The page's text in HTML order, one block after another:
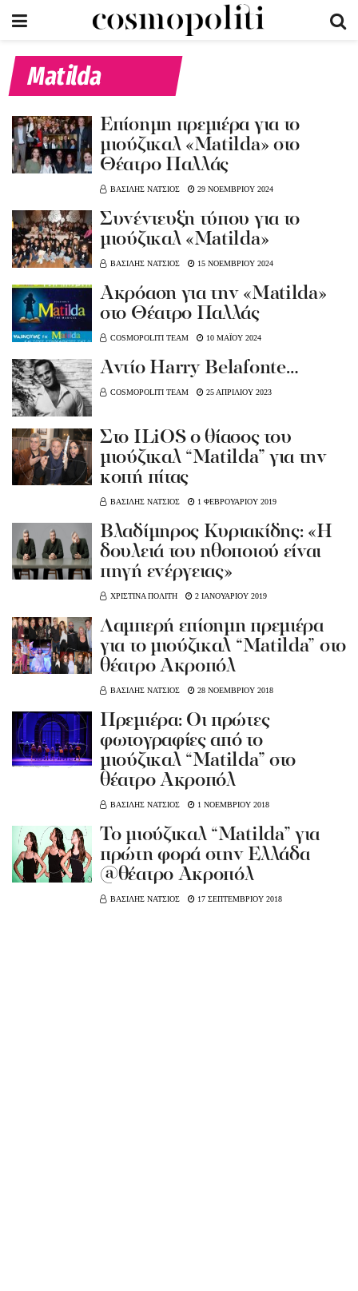
Matilda
Επίσημη πρεμιέρα για το
μιούζικαλ «Matilda» στο
Θέατρο Παλλάς
ΒΑΣΙΛΗΣ ΝΑΤΣΙΟΣ 29 ΝΟΕΜΒΡΙΟΥ 2024
Συνέντευξη τύπου για το
μιούζικαλ «Matilda»
ΒΑΣΙΛΗΣ ΝΑΤΣΙΟΣ 15 ΝΟΕΜΒΡΙΟΥ 2024
Ακρόαση για την «Μatilda»
στο Θέατρο Παλλάς
COSMOPOLITI TEAM 10 ΜΑΪΟΥ 2024
Αντίο Harry Belafonte…
COSMOPOLITI TEAM 25 ΑΠΡΙΛΙΟΥ 2023
Στο ILiOS ο θίασος του
μιούζικαλ “Matilda” για την
κοπή πίτας
ΒΑΣΙΛΗΣ ΝΑΤΣΙΟΣ 1 ΦΕΒΡΟΥΑΡΙΟΥ 2019
Βλαδίμηρος Κυριακίδης: «Η
δουλειά του ηθοποιού είναι
πηγή ενέργειας»
ΧΡΙΣΤΙΝΑ ΠΟΛΙΤΗ 2 ΙΑΝΟΥΑΡΙΟΥ 2019
Λαμπερή επίσημη πρεμιέρα
για το μιούζικαλ “Μatilda” στο
θέατρο Ακροπόλ
ΒΑΣΙΛΗΣ ΝΑΤΣΙΟΣ 28 ΝΟΕΜΒΡΙΟΥ 2018
Πρεμιέρα: Οι πρώτες
φωτογραφίες από το
μιούζικαλ “Μatilda” στο
θέατρο Ακροπόλ
ΒΑΣΙΛΗΣ ΝΑΤΣΙΟΣ 1 ΝΟΕΜΒΡΙΟΥ 2018
Το μιούζικαλ “Matilda” για
πρώτη φορά στην Ελλάδα
@θέατρο Ακροπόλ
ΒΑΣΙΛΗΣ ΝΑΤΣΙΟΣ 17 ΣΕΠΤΕΜΒΡΙΟΥ 2018